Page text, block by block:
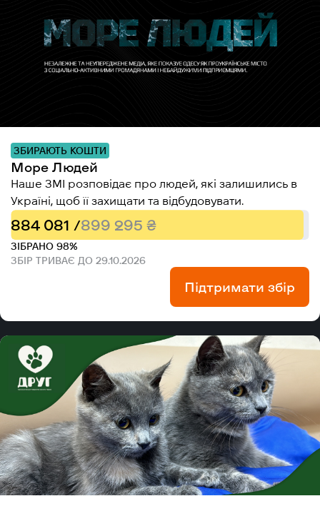
ЗБИРАЮТЬ КОШТИ
Море Людей
Наше ЗМІ розповідає про людей, які залишились в
Україні, щоб її захищати та відбудовувати.
884 081 /899 295 ₴
ЗІБРАНО 98%
ЗБІР ТРИВАЄ ДО 29.10.2026
Підтримати збір